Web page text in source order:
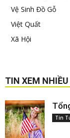
Vệ Sinh Đồ Gỗ
Việt Quất
Xã Hội
TIN XEM NHIỀU
Tin